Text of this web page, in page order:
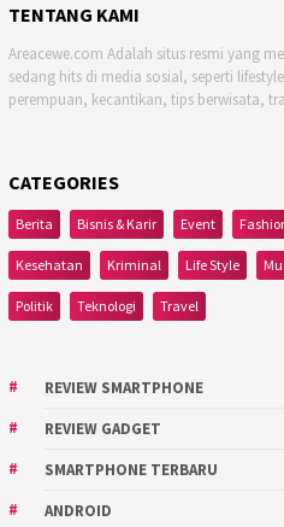
TENTANG KAMI
Areacewe.com Adalah situs resmi yang
sedang hits di media sosial, seperti
perempuan, kecantikan, tips berwisata,
CATEGORIES
Berita Bisnis & Karir Event
Kesehatan Kriminal Life Style
Politik Teknologi Travel
REVIEW SMARTPHONE
REVIEW GADGET
SMARTPHONE TERBARU
ANDROID